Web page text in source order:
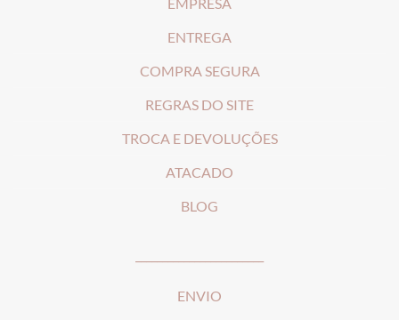
ENTREGA
COMPRA SEGURA
REGRAS DO SITE
TROCA E DEVOLUÇÕES
ATACADO
BLOG
ENVIO